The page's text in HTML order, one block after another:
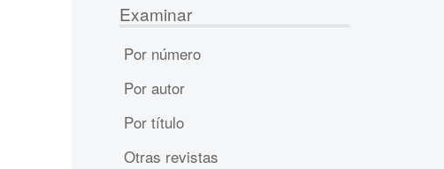
Examinar
Por número
Por autor
Por título
Otras revistas